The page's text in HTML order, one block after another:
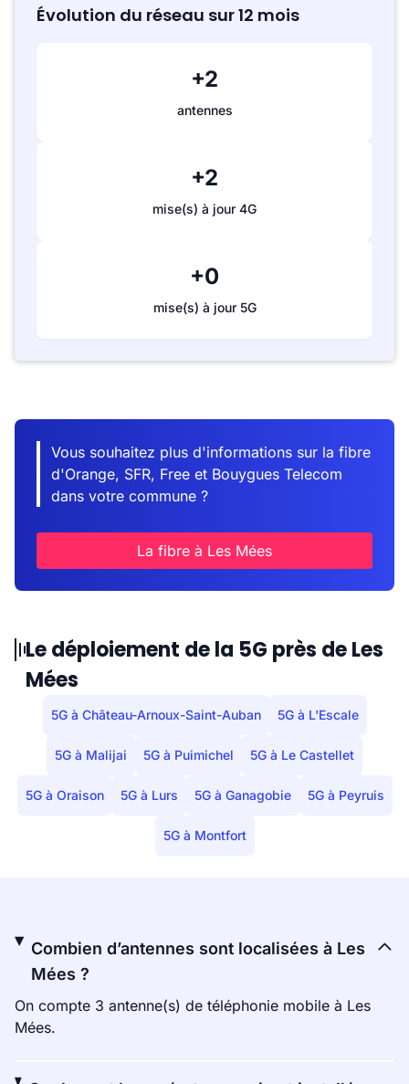
Évolution du réseau sur 12 mois
+2
antennes
+2
mise(s) à jour 4G
+0
mise(s) à jour 5G
Vous souhaitez plus d'informations sur la fibre
d'Orange, SFR, Free et Bouygues Telecom
dans votre commune ?
La fibre à Les Mées
Le déploiement de la 5G près de Les
Mées
5G à Château-Arnoux-Saint-Auban 5G à L'Escale
5G à Malijai 5G à Puimichel 5G à Le Castellet
5G à Oraison 5G à Lurs 5G à Ganagobie 5G à Peyruis
5G à Montfort
Combien d’antennes sont localisées à Les
Mées ?
On compte 3 antenne(s) de téléphonie mobile à Les
Mées.